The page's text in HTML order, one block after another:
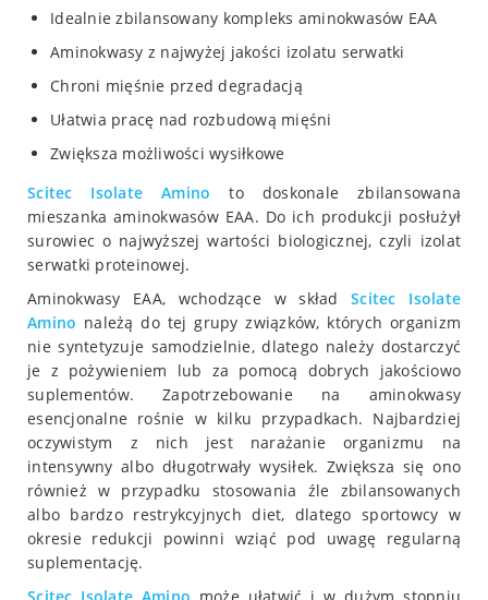
Idealnie zbilansowany kompleks aminokwasów EAA
Aminokwasy z najwyżej jakości izolatu serwatki
Chroni mięśnie przed degradacją
Ułatwia pracę nad rozbudową mięśni
Zwiększa możliwości wysiłkowe
Scitec Isolate Aminoto doskonale zbilansowana
mieszanka aminokwasów EAA. Do ich produkcji posłużył
surowiec o najwyższej wartości biologicznej, czyli izolat
serwatki proteinowej.
Aminokwasy EAA, wchodzące w składScitec Isolate
Amino należą do tej grupy związków, których organizm
nie syntetyzuje samodzielnie, dlatego należy dostarczyć
je z pożywieniem lub za pomocą dobrych jakościowo
suplementów. Zapotrzebowanie na aminokwasy
esencjonalne rośnie w kilku przypadkach. Najbardziej
oczywistym z nich jest narażanie organizmu na
intensywny albo długotrwały wysiłek. Zwiększa się ono
również w przypadku stosowania źle zbilansowanych
albo bardzo restrykcyjnych diet, dlatego sportowcy w
okresie redukcji powinni wziąć pod uwagę regularną
suplementację.